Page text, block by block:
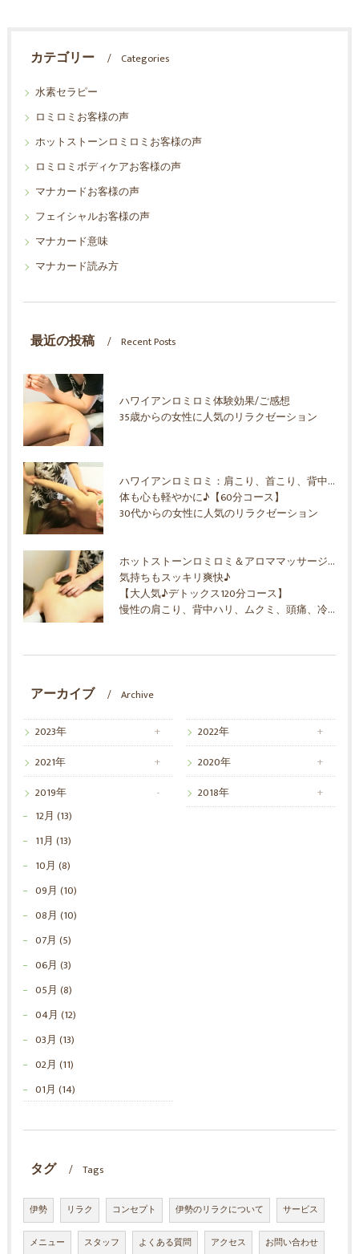
カテゴリー
Categories
水素セラピー
ロミロミお客様の声
ホットストーンロミロミお客様の声
ロミロミボディケアお客様の声
マナカードお客様の声
フェイシャルお客様の声
マナカード意味
マナカード読み方
最近の投稿 Recent Posts
ハワイアンロミロミ体験効果/ご感想
35歳からの女性に人気のリラクゼーション
ハワイアンロミロミ：肩こり、首こり、背中ハリ、ムクミ、ストレス解消
体も心も軽やかに♪【60分コース】
30代からの女性に人気のリラクゼーション
ホットストーンロミロミ＆アロママッサージオイル
気持ちもスッキリ爽快♪
【大人気♪デトックス120分コース】
慢性の肩こり、背中ハリ、ムクミ、頭痛、冷え！30代からの女性に人気のリラクゼーション
アーカイブ Archive
2023年
2022年
2021年
2020年
2019年
12月 (13)
11月 (13)
10月 (8)
09月 (10)
08月 (10)
07月 (5)
06月 (3)
05月 (8)
04月 (12)
03月 (13)
02月 (11)
01月 (14)
2018年
タグ Tags
伊勢 リラク コンセプト 伊勢のリラクについて サービス
メニュー スタッフ よくある質問 アクセス お問い合わせ